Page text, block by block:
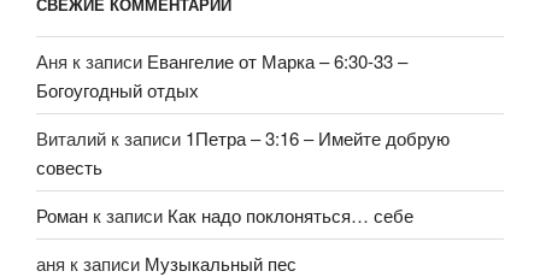
Аня к записи Евангелие от Марка – 6:30-33 –
Богоугодный отдых
Виталий к записи 1Петра – 3:16 – Имейте добрую
совесть
Роман к записи Как надо поклоняться… себе
аня к записи Музыкальный пес